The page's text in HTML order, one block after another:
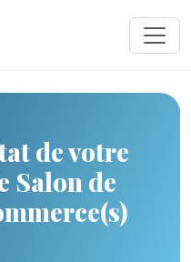
de votre
Salon de